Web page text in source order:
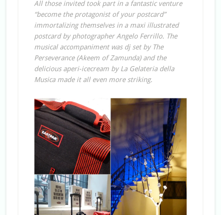
All those invited took part in a fantastic venture
“become the protagonist of your postcard”
immortalizing themselves in a maxi illustrated
postcard by photographer Angelo Ferrillo. The
musical accompaniment was dj set by The
Perseverance (Akeem of Zamunda) and the
delicious aperi-icecream by La Gelateria della
Musica made it all even more striking.